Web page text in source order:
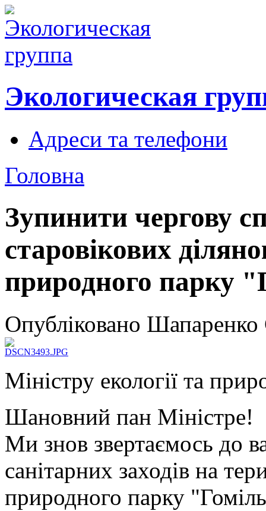
Экологическая
Адреси та телефони
Головна
Зупинити чергову
старовікових
природного парку
Опубліковано
Міністру екології та
Шановний пан Міністре!
Ми знов звертаємось до
санітарних заходів на
природного парку